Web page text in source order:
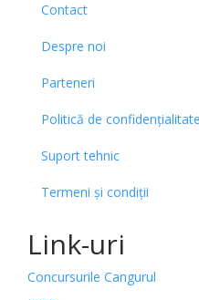
Contact
Despre noi
Parteneri
Politică de confidențialitate
Suport tehnic
Termeni și condiții
Link-uri
Concursurile Cangurul